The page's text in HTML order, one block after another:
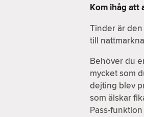
Kom ihåg att
Tinder är
till
Behöver du
mycket som
dejting blev
som älskar
Pass-